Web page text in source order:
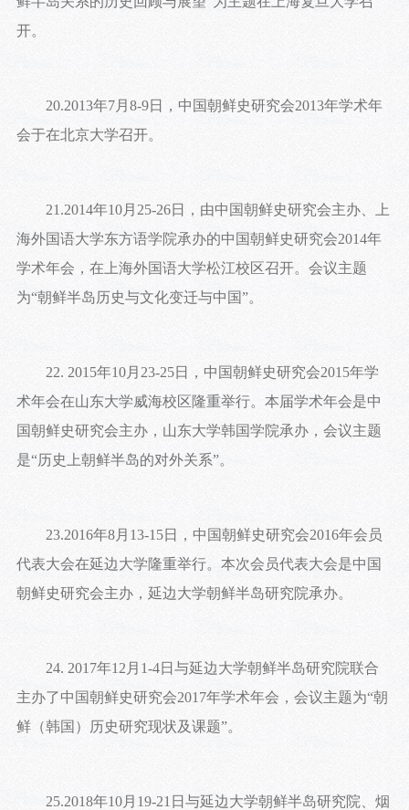
开。
20.2013年7月8-9日，中国朝鲜史研究会2013年学术年
会于在北京大学召开。
21.2014年10月25-26日，由中国朝鲜史研究会主办、上
海外国语大学东方语学院承办的中国朝鲜史研究会2014年
学术年会，在上海外国语大学松江校区召开。会议主题
为“朝鲜半岛历史与文化变迁与中国”。
22. 2015年10月23-25日，中国朝鲜史研究会2015年学
术年会在山东大学威海校区隆重举行。本届学术年会是中
国朝鲜史研究会主办，山东大学韩国学院承办，会议主题
是“历史上朝鲜半岛的对外关系”。
23.2016年8月13-15日，中国朝鲜史研究会2016年会员
代表大会在延边大学隆重举行。本次会员代表大会是中国
朝鲜史研究会主办，延边大学朝鲜半岛研究院承办。
24. 2017年12月1-4日与延边大学朝鲜半岛研究院联合
主办了中国朝鲜史研究会2017年学术年会，会议主题为“朝
鲜（韩国）历史研究现状及课题”。
25.2018年10月19-21日与延边大学朝鲜半岛研究院、烟